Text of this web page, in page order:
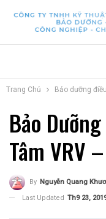
Trang Chủ Bảo dưỡng
Bảo
Tâm VRV
By Nguyễn Quang
Last Updated Th9 23,